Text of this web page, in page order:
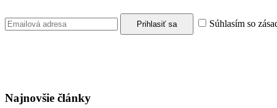
Súhlasím so
Najnovšie články